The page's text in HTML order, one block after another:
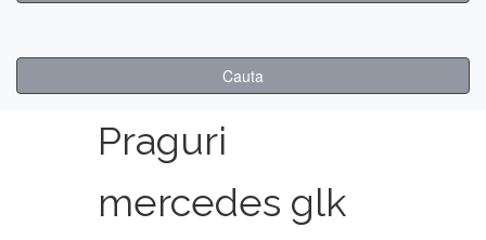
Cauta
Praguri
mercedes glk